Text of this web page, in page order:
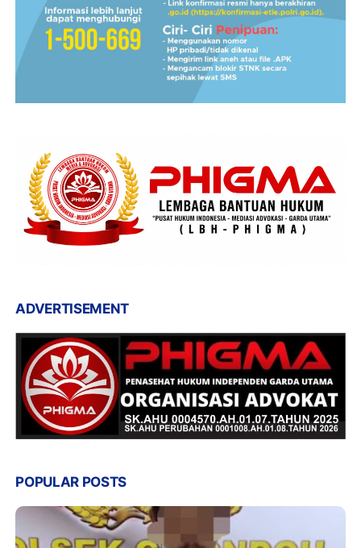
ADVERTISEMENT
POPULAR POSTS